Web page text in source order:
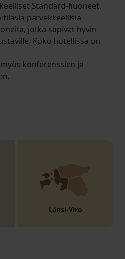
Standard-huoneet.
tilavia parvekkeellisia
jotka sopivat hyvin
Koko hotellissa on
konferenssien ja
Länsi-Viro